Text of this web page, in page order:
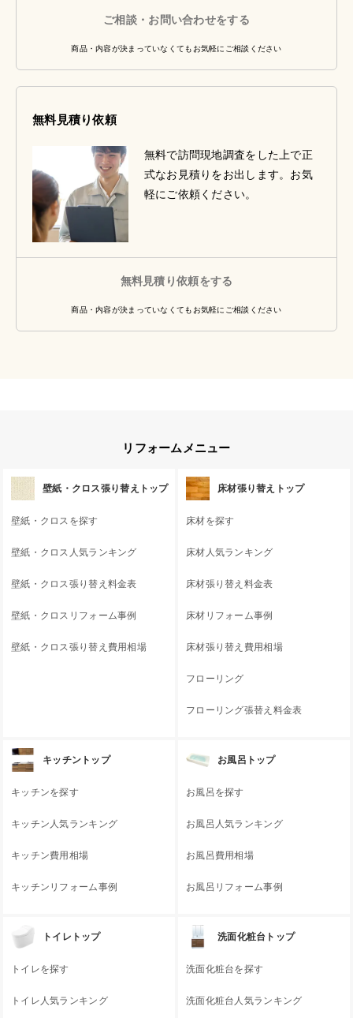
ご相談・お問い合わせをする
商品・内容が決まっていなくてもお気軽にご相談ください
無料見積り依頼
無料で訪問現地調査をした上で正
式なお見積りをお出します。お気
軽にご依頼ください。
無料見積り依頼をする
商品・内容が決まっていなくてもお気軽にご相談ください
リフォームメニュー
壁紙・クロス張り替えトップ
壁紙・クロスを探す
壁紙・クロス人気ランキング
壁紙・クロス張り替え料金表
壁紙・クロスリフォーム事例
壁紙・クロス張り替え費用相場
床材張り替えトップ
床材を探す
床材人気ランキング
床材張り替え料金表
床材リフォーム事例
床材張り替え費用相場
フローリング
フローリング張替え料金表
キッチントップ
キッチンを探す
キッチン人気ランキング
キッチン費用相場
キッチンリフォーム事例
お風呂トップ
お風呂を探す
お風呂人気ランキング
お風呂費用相場
お風呂リフォーム事例
トイレトップ
トイレを探す
トイレ人気ランキング
洗面化粧台トップ
洗面化粧台を探す
洗面化粧台人気ランキング